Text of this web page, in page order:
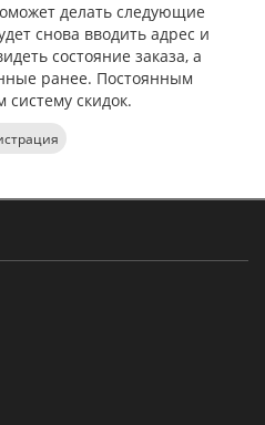
делать следующие
снова вводить адрес и
состояние заказа, а
ранее. Постоянным
скидок.